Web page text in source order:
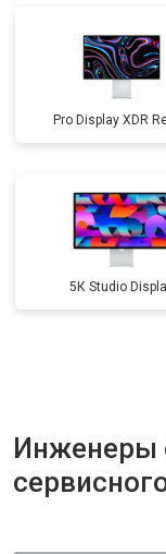
Pro Display XDR
5К Studio
Инженеры